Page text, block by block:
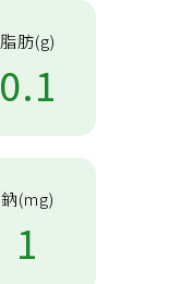
脂肪(g)
0.1
鈉(mg)
1